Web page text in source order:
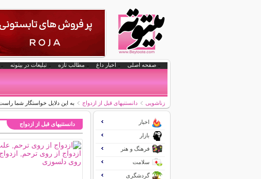
صفحه اصلی اخبار داغ مطالب تازه تبلیغات در بیتوته
زناشویی دانستنیهای قبل از ازدواج به این دلایل خواستگار شما
دانستنیهای قبل از ازدواج اخبار
بازار
فرهنگ و هنر
سلامت
گردشگری